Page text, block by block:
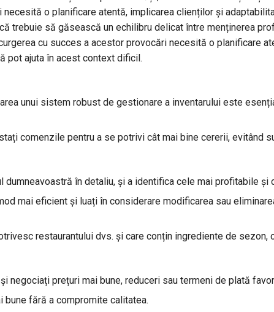
o planificare atentă, implicarea clienților și
trebuie să găsească un echilibru delicat între menținerea
cu succes a acestor provocări necesită o planificare
pot ajuta în acest context dificil.
unui sistem robust de gestionare a inventarului este
comenzile pentru a se potrivi cât mai bine cererii, evitând
în detaliu, și a identifica cele mai profitabile și
mai eficient și luați în considerare modificarea sau
restaurantului dvs. și care conțin ingrediente de sezon,
negociați prețuri mai bune, reduceri sau termeni de plată
fără a compromite calitatea.